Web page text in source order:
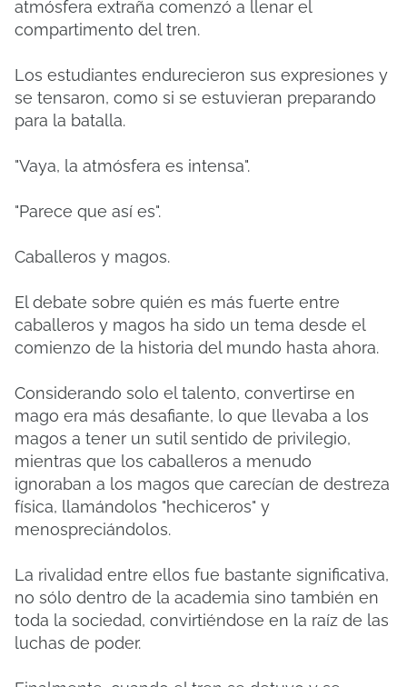
atmósfera extraña comenzó a llenar el
compartimento del tren.
Los estudiantes endurecieron sus expresiones y
se tensaron, como si se estuvieran preparando
para la batalla.
"Vaya, la atmósfera es intensa".
"Parece que así es".
Caballeros y magos.
El debate sobre quién es más fuerte entre
caballeros y magos ha sido un tema desde el
comienzo de la historia del mundo hasta ahora.
Considerando solo el talento, convertirse en
mago era más desafiante, lo que llevaba a los
magos a tener un sutil sentido de privilegio,
mientras que los caballeros a menudo
ignoraban a los magos que carecían de destreza
física, llamándolos "hechiceros" y
menospreciándolos.
La rivalidad entre ellos fue bastante significativa,
no sólo dentro de la academia sino también en
toda la sociedad, convirtiéndose en la raíz de las
luchas de poder.